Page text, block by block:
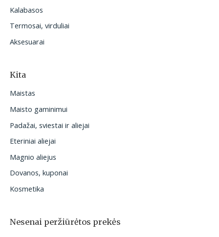
Kalabasos
Termosai, virduliai
Aksesuarai
Kita
Maistas
Maisto gaminimui
Padažai, sviestai ir aliejai
Eteriniai aliejai
Magnio aliejus
Dovanos, kuponai
Kosmetika
Nesenai peržiūrėtos prekės